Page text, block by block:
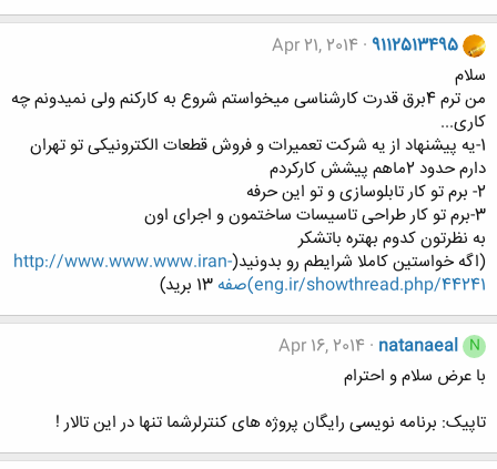
9112513495
Apr 21, 2014
سلام
من ترم 4برق قدرت کارشناسی میخواستم شروع به کارکنم ولی نمیدونم چه
کاری...
1-یه پیشنهاد از یه شرکت تعمیرات و فروش قطعات الکترونیکی تو تهران
دارم حدود 2ماهم پیشش کارکردم
2- برم تو کار تابلوسازی و تو این حرفه
3-برم تو کار طراحی تاسیسات ساختمون و اجرای اون
به نظرتون کدوم بهتره باتشکر
(اگه خواستین کاملا شرایطم رو بدونید(http://www.www.www.iran-
eng.ir/showthread.php/44241)صفه
N
natanaeal
Apr 16, 2014
با عرض سلام و احترام
تاپیک: برنامه نویسی رایگان پروژه های کنترلرشما تنها در این تالار !